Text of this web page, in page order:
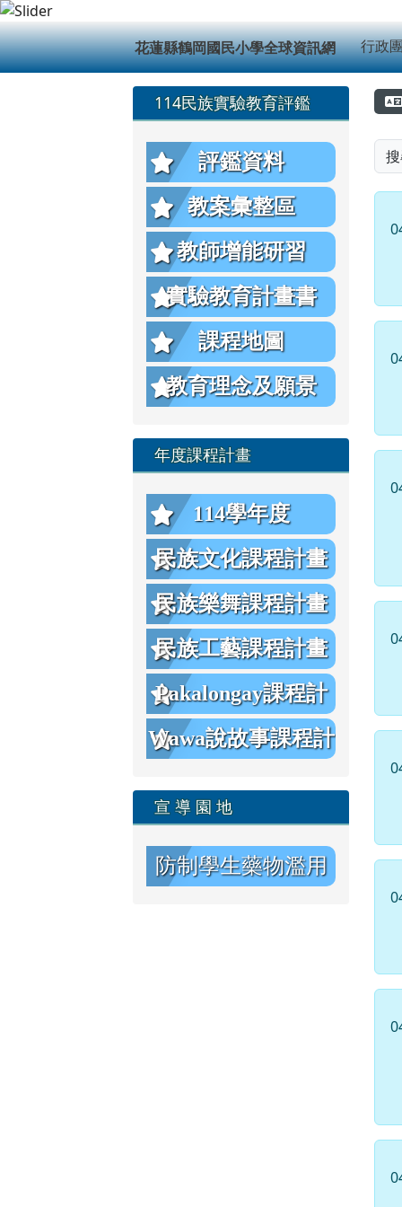
跳至主內容區
花蓮縣鶴岡國民小學全
導覽列 花蓮縣鶴岡國民小學全球資訊網 行政
左邊區域內容
114民族實驗教育評鑑
評鑑資料
教案彙整區
教師增能研習
實驗教育計畫書
課程地圖
教育理念及願景
年度課程計畫
114學年度
民族文化課程計畫
民族樂舞課程計畫
民族工藝課程計畫
Pakalongay課程計
畫
Wawa說故事課程計
宣 導 園 地
防制學生藥物濫用
搜